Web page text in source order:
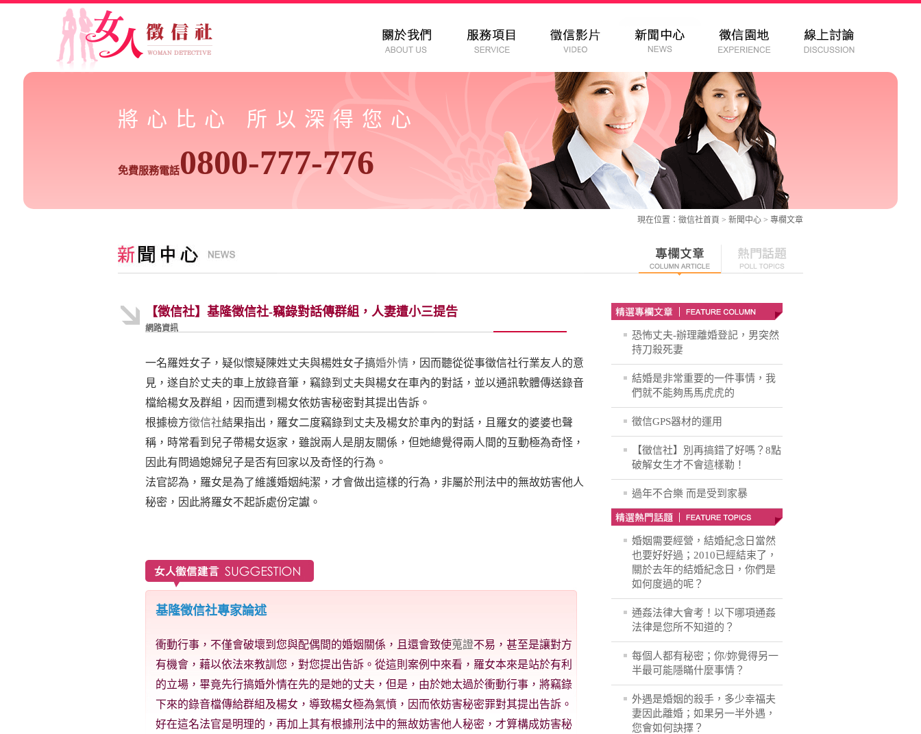
將心比心 所以深得您心
免費服務電話0800-777-776
現在位置： 徵信社首頁 > 新聞中心 > 專欄文章
【徵信社】基隆徵信社-竊錄對話傳群組，人妻遭小三提告
網路資訊
一名羅姓女子，疑似懷疑陳姓丈夫與楊姓女子搞婚外情 ，因而聽從從事徵信社行業友人的意
見，遂自於丈夫的車上放錄音筆，竊錄到丈夫與楊女在車內的對話，並以通訊軟體傳送錄音
檔給楊女及群組，因而遭到楊女依妨害秘密對其提出告訴。
根據檢方徵信社結果指出，羅女二度竊錄到丈夫及楊女於車內的對話，且羅女的婆婆也聲
稱，時常看到兒子帶楊女返家，雖說兩人是朋友關係，但她總覺得兩人間的互動極為奇怪，
因此有問過媳婦兒子是否有回家以及奇怪的行為。
法官認為，羅女是為了維護婚姻純潔，才會做出這樣的行為，非屬於刑法中的無故妨害他人
秘密，因此將羅女不起訴處份定讞。
基隆徵信社專家論述
衝動行事，不僅會破壞到您與配偶間的婚姻關係，且還會致使蒐證不易，甚至是讓對方
有機會，藉以依法來教訓您，對您提出告訴。從這則案例中來看，羅女本來是站於有利
的立場，畢竟先行搞婚外情在先的是她的丈夫，但是，由於她太過於衝動行事，將竊錄
下來的錄音檔傳給群組及楊女，導致楊女極為氣憤，因而依妨害秘密罪對其提出告訴。
好在這名法官是明理的，再加上其有根據刑法中的無故妨害他人秘密，才算構成妨害秘
恐怖丈夫-辦理離婚登記，男突然
持刀殺死妻
結婚是非常重要的一件事情，我
們就不能夠馬馬虎虎的
徵信GPS器材的運用
【徵信社】別再搞錯了好嗎？8點
破解女生才不會這樣勒！
過年不合樂 而是受到家暴
婚姻需要經營，結婚紀念日當然
也要好好過；2010已經結束了，
關於去年的結婚紀念日，你們是
如何度過的呢？
通姦法律大會考！以下哪項通姦
法律是您所不知道的？
每個人都有秘密；你/妳覺得另一
半最可能隱瞞什麼事情？
外遇是婚姻的殺手，多少幸福夫
妻因此離婚；如果另一半外遇，
您會如何訣擇？